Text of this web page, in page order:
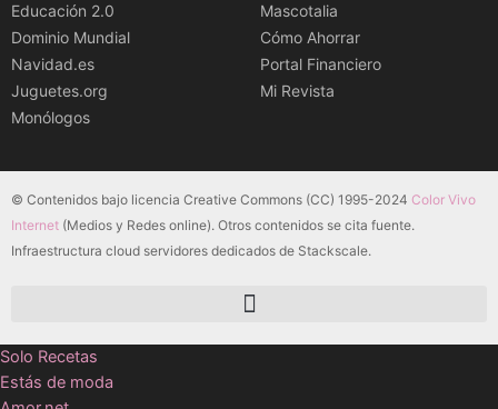
Educación 2.0
Dominio Mundial
Navidad.es
Juguetes.org
Monólogos
Mascotalia
Cómo Ahorrar
Portal Financiero
Mi Revista
© Contenidos bajo licencia Creative Commons (CC) 1995-2024 Color Vivo
Internet (Medios y Redes online). Otros contenidos se cita fuente.
Infraestructura cloud servidores dedicados de Stackscale.
Solo Recetas
Estás de moda